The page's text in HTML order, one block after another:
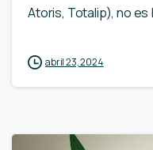
Atoris, Totalip), no es
abril 23, 2024